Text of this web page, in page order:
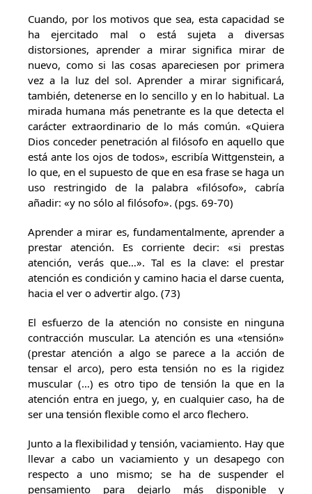
Cuando, por los motivos que sea, esta capacidad se
ha ejercitado mal o está sujeta a diversas
distorsiones, aprender a mirar significa mirar de
nuevo, como si las cosas apareciesen por primera
vez a la luz del sol. Aprender a mirar significará,
también, detenerse en lo sencillo y en lo habitual. La
mirada humana más penetrante es la que detecta el
carácter extraordinario de lo más común. «Quiera
Dios conceder penetración al filósofo en aquello que
está ante los ojos de todos», escribía Wittgenstein, a
lo que, en el supuesto de que en esa frase se haga un
uso restringido de la palabra «filósofo», cabría
añadir: «y no sólo al filósofo». (pgs. 69-70)
Aprender a mirar es, fundamentalmente, aprender a
prestar atención. Es corriente decir: «si prestas
atención, verás que…». Tal es la clave: el prestar
atención es condición y camino hacia el darse cuenta,
hacia el ver o advertir algo. (73)
El esfuerzo de la atención no consiste en ninguna
contracción muscular. La atención es una «tensión»
(prestar atención a algo se parece a la acción de
tensar el arco), pero esta tensión no es la rigidez
muscular (…) es otro tipo de tensión la que en la
atención entra en juego, y, en cualquier caso, ha de
ser una tensión flexible como el arco flechero.
Junto a la flexibilidad y tensión, vaciamiento. Hay que
llevar a cabo un vaciamiento y un desapego con
respecto a uno mismo; se ha de suspender el
pensamiento para dejarlo más disponible y